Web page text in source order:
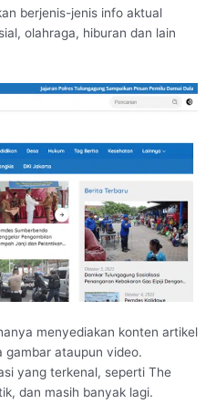
berjenis-jenis info aktual
olahraga, hiburan dan lain
menyediakan konten artikel
gambar ataupun video.
yang terkenal, seperti The
dan masih banyak lagi.